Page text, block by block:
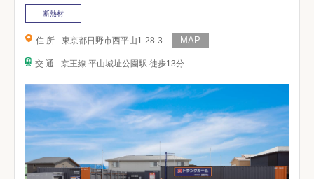
断熱材
住 所 東京都日野市西平山1-28-3
交 通 京王線 平山城址公園駅 徒歩13分